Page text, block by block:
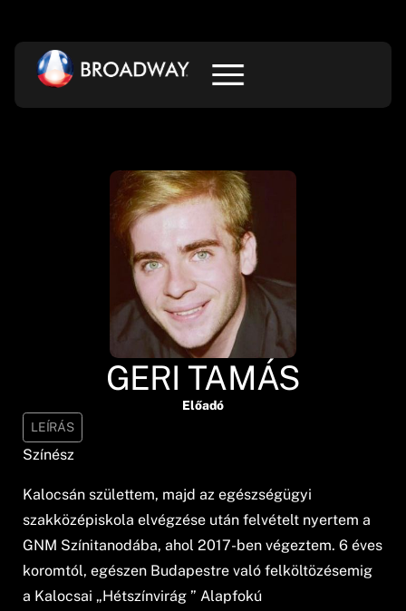
GERI TAMÁS
Előadó
LEÍRÁS
Színész
Kalocsán születtem, majd az egészségügyi
szakközépiskola elvégzése után felvételt nyertem a
GNM Színitanodába, ahol 2017-ben végeztem. 6 éves
koromtól, egészen Budapestre való felköltözésemig
a Kalocsai „Hétszínvirág ” Alapfokú